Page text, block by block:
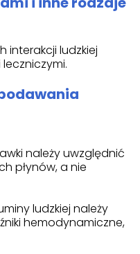
interakcji ludzkiej
należy uwzględnić
płynów, a nie
ludzkiej należy
hemodynamiczne,